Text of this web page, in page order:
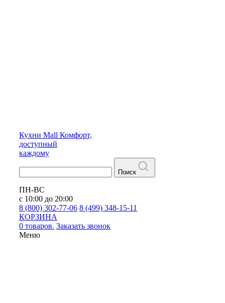
Кухни Mall Комфорт,
доступный
каждому
Поиск
ПН-ВС
с 10:00 до 20:00
8 (800) 302-77-06 8 (499) 348-15-11
КОРЗИНА
0 товаров. Заказать звонок
Меню